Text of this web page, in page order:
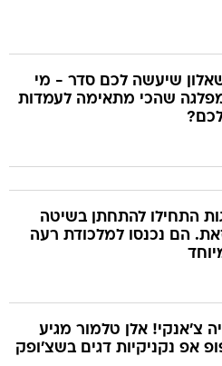
שיעשה לכם סדר - מי
שהכי מתאימה לעמדות
התחילו להתחתן בשיטה
הם נכנסו למלכודת רעה
צ'אנקי! אלן טלמור מגיע
אפ נקניקיות דגים בשצ'ופק